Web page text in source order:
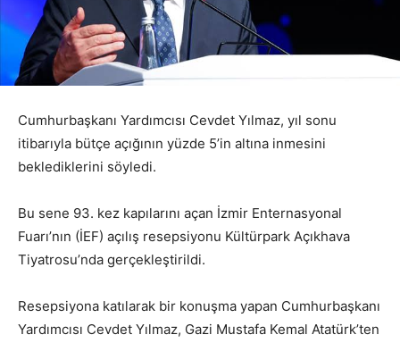
Cumhurbaşkanı Yardımcısı Cevdet Yılmaz, yıl sonu
itibarıyla bütçe açığının yüzde 5’in altına inmesini
beklediklerini söyledi.
Bu sene 93. kez kapılarını açan İzmir Enternasyonal
Fuarı’nın (İEF) açılış resepsiyonu Kültürpark Açıkhava
Tiyatrosu’nda gerçekleştirildi.
Resepsiyona katılarak bir konuşma yapan Cumhurbaşkanı
Yardımcısı Cevdet Yılmaz, Gazi Mustafa Kemal Atatürk’ten